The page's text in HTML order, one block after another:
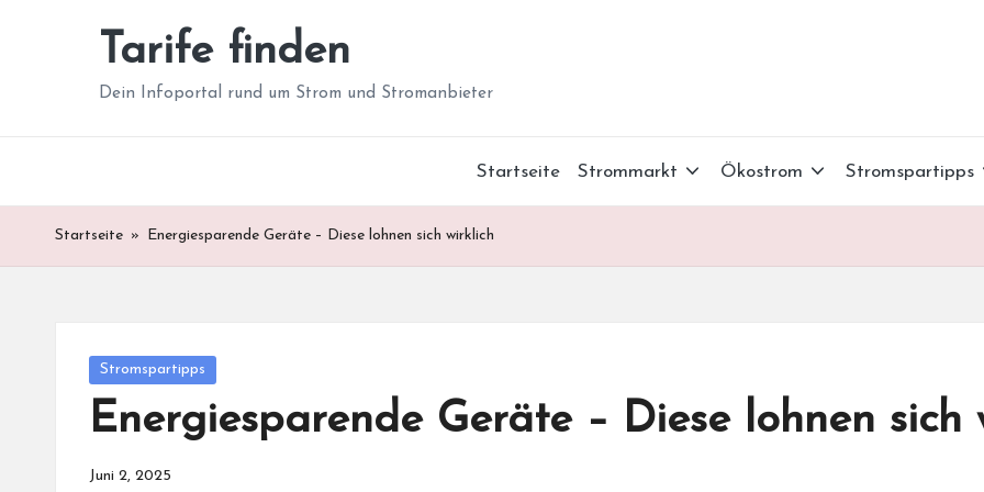
Tarife finden
Dein Infoportal rund um Strom und Stromanbieter
Startseite Strommarkt Ökostrom Stromspartipps
Startseite » Energiesparende Geräte – Diese lohnen sich wirklich
Posted
in
Stromspartipps
Energiesparende Geräte – Diese lohnen sich
Juni 2, 2025